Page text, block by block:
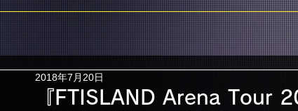
『FTISLAND Arena Tour
2018年7月20日